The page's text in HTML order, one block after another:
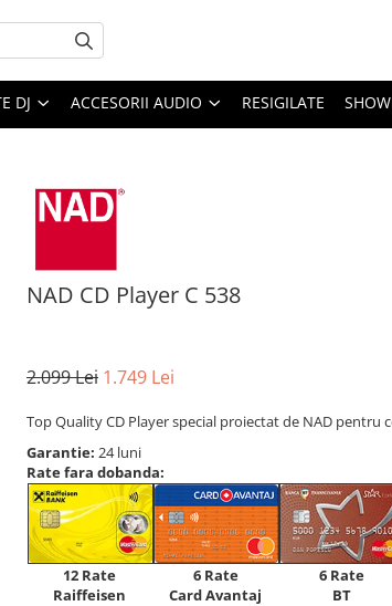
DJ ACCESORII AUDIO RESIGILATE
NAD CD Player C 538
2.099 Lei 1.749 Lei
Top Quality CD Player special proiectat de NAD
Garantie: 24 luni
Rate fara dobanda:
12 Rate
Raiffeisen
6 Rate
Card Avantaj
6 Rate
BT